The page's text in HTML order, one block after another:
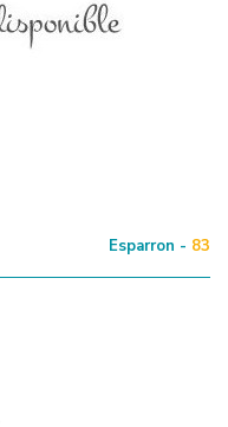
Esparron - 83